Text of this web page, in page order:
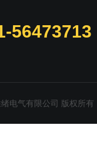
56473713
电气有限公司 版权所有